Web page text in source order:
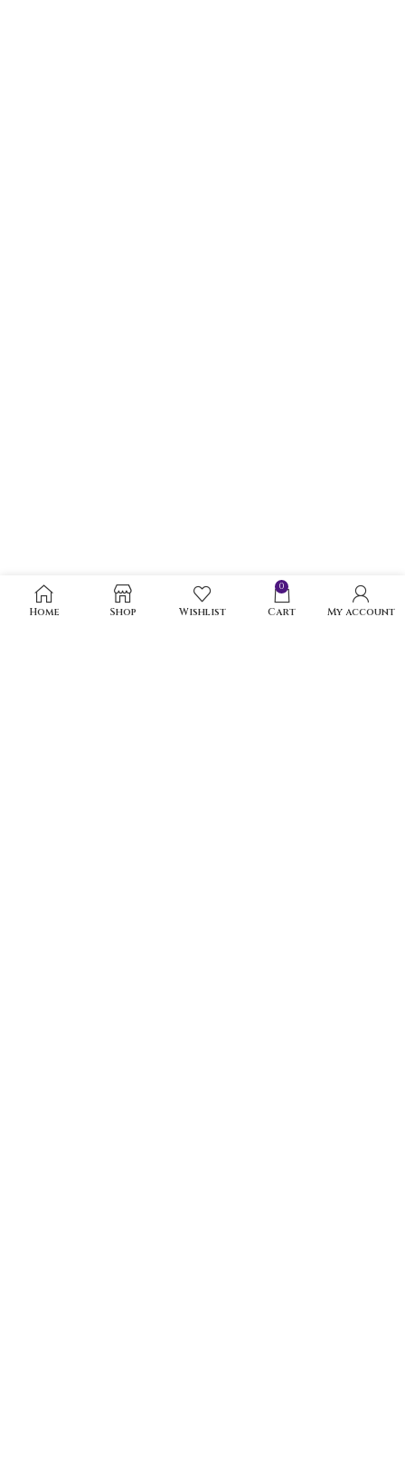
Home Shop Wishlist
0
Cart My account